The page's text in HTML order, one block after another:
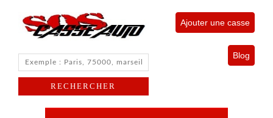
Ajouter une casse
Blog